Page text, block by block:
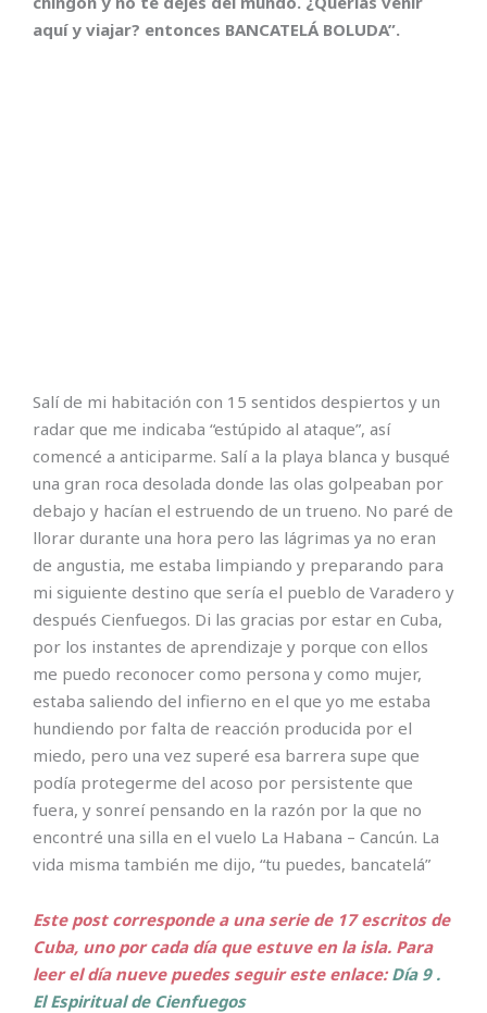
aquí y viajar? entonces BANCATELÁ BOLUDA”.
Salí de mi habitación con 15 sentidos despiertos y un
radar que me indicaba “estúpido al ataque”, así
comencé a anticiparme. Salí a la playa blanca y busqué
una gran roca desolada donde las olas golpeaban por
debajo y hacían el estruendo de un trueno. No paré de
llorar durante una hora pero las lágrimas ya no eran
de angustia, me estaba limpiando y preparando para
mi siguiente destino que sería el pueblo de Varadero y
después Cienfuegos. Di las gracias por estar en Cuba,
por los instantes de aprendizaje y porque con ellos
me puedo reconocer como persona y como mujer,
estaba saliendo del infierno en el que yo me estaba
hundiendo por falta de reacción producida por el
miedo, pero una vez superé esa barrera supe que
podía protegerme del acoso por persistente que
fuera, y sonreí pensando en la razón por la que no
encontré una silla en el vuelo La Habana – Cancún. La
vida misma también me dijo, “tu puedes, bancatelá”
Este post corresponde a una serie de 17 escritos de
Cuba, uno por cada día que estuve en la isla. Para
leer el día nueve puedes seguir este enlace:Día 9 .
El Espiritual de Cienfuegos